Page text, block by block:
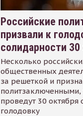
Российские
призвали к
солидарности 30
Несколько
общественных
за решеткой и
политзаключенными,
проведут 30
голодовку